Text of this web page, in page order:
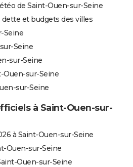
de Saint-Ouen-sur-Seine
et budgets des villes
Seine
Seine
sur-Seine
Ouen-sur-Seine
sur-Seine
à Saint-Ouen-sur-
à Saint-Ouen-sur-Seine
Ouen-sur-Seine
Ouen-sur-Seine